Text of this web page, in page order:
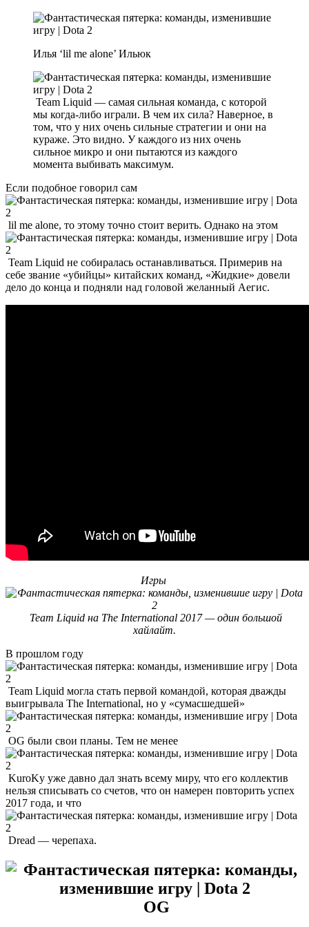
Илья ‘lil me alone’ Ильюк
Team Liquid — самая сильная команда, с которой
мы когда-либо играли. В чем их сила? Наверное, в
том, что у них очень сильные стратегии и они на
кураже. Это видно. У каждого из них очень
сильное микро и они пытаются из каждого
момента выбивать максимум.
Если подобное говорил сам
lil me alone, то этому точно стоит верить. Однако на этом
Team Liquid не собиралась останавливаться. Примерив на
себе звание «убийцы» китайских команд, «Жидкие» довели
дело до конца и подняли над головой желанный Аегис.
Игры
Team Liquid на The International 2017 — один большой
хайлайт.
В прошлом году
Team Liquid могла стать первой командой, которая дважды
выигрывала The International, но у «сумасшедшей»
OG были свои планы. Тем не менее
KuroKy уже давно дал знать всему миру, что его коллектив
нельзя списывать со счетов, что он намерен повторить успех
2017 года, и что
Dread — черепаха.
OG